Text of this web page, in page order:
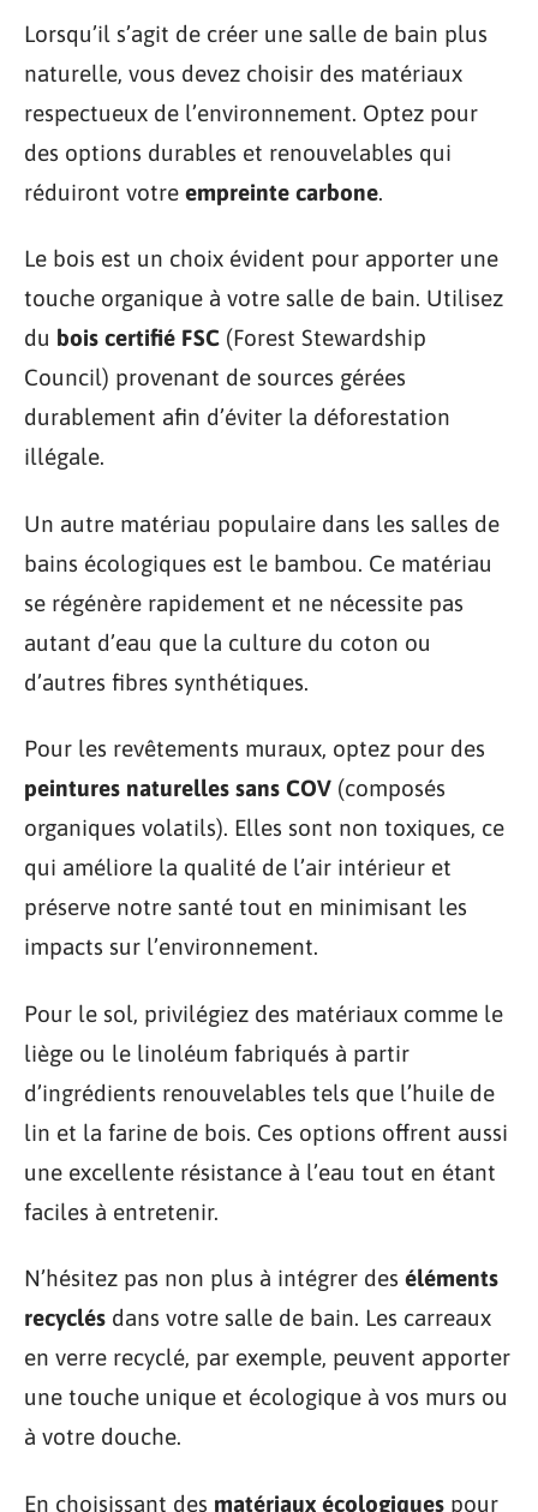
Lorsqu’il s’agit de créer une salle de bain plus
naturelle, vous devez choisir des matériaux
respectueux de l’environnement. Optez pour
des options durables et renouvelables qui
réduiront votre empreinte carbone.
Le bois est un choix évident pour apporter une
touche organique à votre salle de bain. Utilisez
du bois certifié FSC (Forest Stewardship
Council) provenant de sources gérées
durablement afin d’éviter la déforestation
illégale.
Un autre matériau populaire dans les salles de
bains écologiques est le bambou. Ce matériau
se régénère rapidement et ne nécessite pas
autant d’eau que la culture du coton ou
d’autres fibres synthétiques.
Pour les revêtements muraux, optez pour des
peintures naturelles sans COV (composés
organiques volatils). Elles sont non toxiques, ce
qui améliore la qualité de l’air intérieur et
préserve notre santé tout en minimisant les
impacts sur l’environnement.
Pour le sol, privilégiez des matériaux comme le
liège ou le linoléum fabriqués à partir
d’ingrédients renouvelables tels que l’huile de
lin et la farine de bois. Ces options offrent aussi
une excellente résistance à l’eau tout en étant
faciles à entretenir.
N’hésitez pas non plus à intégrer des éléments
recyclés dans votre salle de bain. Les carreaux
en verre recyclé, par exemple, peuvent apporter
une touche unique et écologique à vos murs ou
à votre douche.
En choisissant des matériaux écologiques pour